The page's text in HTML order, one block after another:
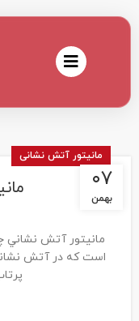
۰۷
بهمن
مانیتور آتش نشانی
مانيتور آتش
است که در آتش